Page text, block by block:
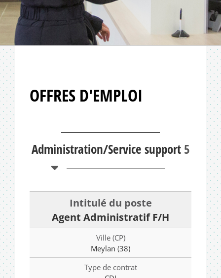
OFFRES D'EMPLOI
Administration/Service support 5
Agent Administratif F/H
Meylan (38)